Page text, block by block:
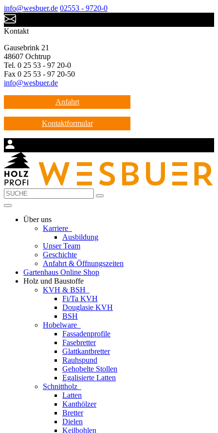
info@wesbuer.de 02553 - 9720-0
Kontakt
Gausebrink 21
48607 Ochtrup
Tel. 0 25 53 - 97 20-0
Fax 0 25 53 - 97 20-50
info@wesbuer.de
Anfahrt
Kontaktformular
Über uns
Karriere
Ausbildung
Unser Team
Geschichte
Anfahrt & Öffnungszeiten
Gartenhaus Online Shop
Holz und Baustoffe
KVH & BSH
Fi/Ta KVH
Douglasie KVH
BSH
Hobelware
Fassadenprofile
Fasebretter
Glattkantbretter
Rauhspund
Gehobelte Stollen
Egalisierte Latten
Schnittholz
Latten
Kanthölzer
Bretter
Dielen
Keilbohlen